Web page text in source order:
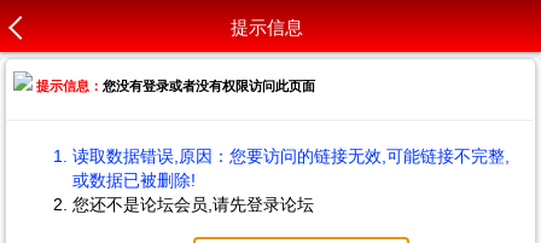
提示信息
提示信息：您没有登录或者没有权限访问此页面
读取数据错误,原因：您要访问的链接无效,可能链接不完整,
或数据已被删除!
您还不是论坛会员,请先登录论坛